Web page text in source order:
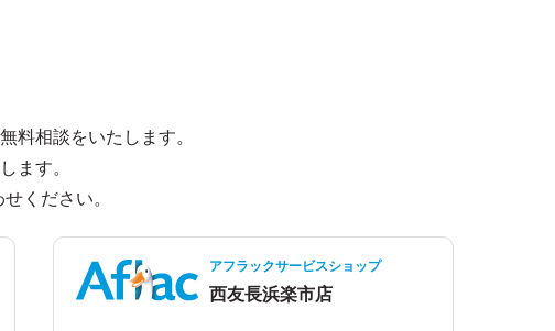
料相談をいたします。
ます。
ください。
アフラックサービスショップ
西友長浜楽市店